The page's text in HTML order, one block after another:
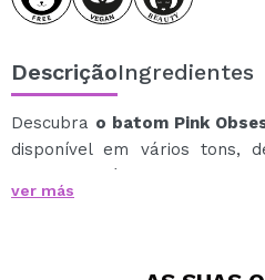
DescriçãoIngredientes
Descubra o batom Pink
disponível em vários tons,
delicados até os mais
Com textura semi-matte
ver más